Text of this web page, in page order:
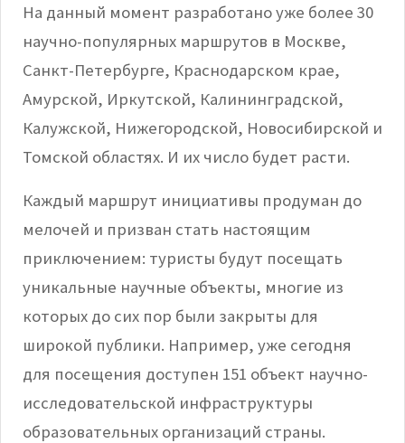
На данный момент разработано уже более 30
научно-популярных маршрутов в Москве,
Санкт-Петербурге, Краснодарском крае,
Амурской, Иркутской, Калининградской,
Калужской, Нижегородской, Новосибирской и
Томской областях. И их число будет расти.
Каждый маршрут инициативы продуман до
мелочей и призван стать настоящим
приключением: туристы будут посещать
уникальные научные объекты, многие из
которых до сих пор были закрыты для
широкой публики. Например, уже сегодня
для посещения доступен 151 объект научно-
исследовательской инфраструктуры
образовательных организаций страны.